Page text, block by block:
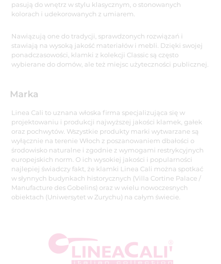
pasują do wnętrz w stylu klasycznym, o stonowanych
kolorach i udekorowanych z umiarem.
Nawiązują one do tradycji, sprawdzonych rozwiązań i
stawiają na wysoką jakość materiałów i mebli. Dzięki swojej
ponadczasowości, klamki z kolekcji Classic są często
wybierane do domów, ale też miejsc użyteczności publicznej.
Marka
Linea Cali to uznana włoska firma specjalizująca się w
projektowaniu i produkcji najwyższej jakości klamek, gałek
oraz pochwytów. Wszystkie produkty marki wytwarzane są
wyłącznie na terenie Włoch z poszanowaniem dbałości o
środowisko naturalne i zgodnie z wymogami restrykcyjnych
europejskich norm. O ich wysokiej jakości i popularności
najlepiej świadczy fakt, że klamki Linea Cali można spotkać
w słynnych budynkach historycznych (Villa Cortine Palace /
Manufacture des Gobelins) oraz w wielu nowoczesnych
obiektach (Uniwersytet w Zurychu) na całym świecie.